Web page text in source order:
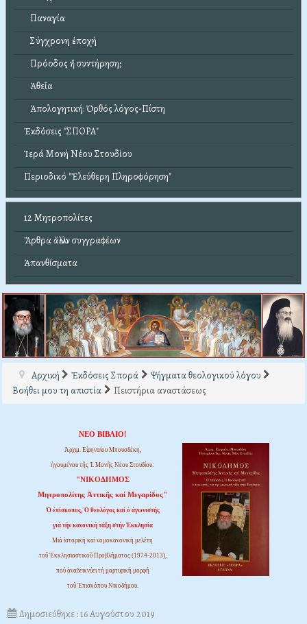
Παναγία
Σύγχρονη ἐποχή
Πρόοδος ἤ συντήρηση;
Ἀθεΐα
Ἀπολογητική: Ὀρθός λόγος-Πίστη
Ἐκδόσεις "ΣΠΟΡΑ"
Ἱερά Μονή Νέου Στουδίου
Περιοδικό "Ἐλεύθερη Πληροφόρηση"
12 Μητροπολίτες
Ἄρθρα ἄλλων συγγραφέων
Ἀπανθίσματα
Αρχική Ἐκδόσεις Σπορά
Ψήγματα θεολογικού λόγου
Βοήθει μου τη απιστία
Πειστήρια αναστάσεως
ΝΕΟ ΒΙΒΛΙΟ!
Ἀρχιμ. Εἰρηναίου Μπουσδέκη,
ἡγουμένου τῆς Ἱ. Μονῆς Νέου Στουδίου:
"ΝΙΚΟΔΗΜΟΣ
Μητροπολίτης Ἀττικῆς καί Μεγαρίδος"
Ὁ ἐπίσκοπος, Ὁ θεολόγος καί ὁ ἀγωνιστής
γιά τήν κανονική τάξη στήν Ἐκκλησία
Μιά ἱστορική καί νομοκανονική μελέτη
τοῦ Ἐκκλησιαστικοῦ Προβλήματος (1974-2013),
πού ἀναδεικνύει τή μαρτυρική μορφή
τοῦ Ἐπισκόπου Νικοδήμου.
Δημοσιεύθηκε : 16 Αυγούστου 2019